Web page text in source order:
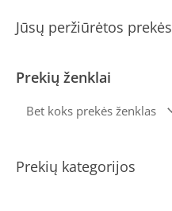
Jūsų peržiūrėtos prekės
Prekių ženklai
Prekių kategorijos